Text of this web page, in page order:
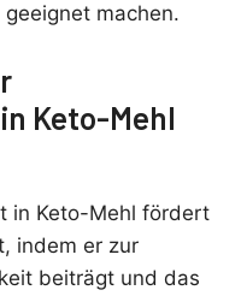
machen.
Keto-Mehl
in Keto-Mehl fördert
indem er zur
beiträgt und das